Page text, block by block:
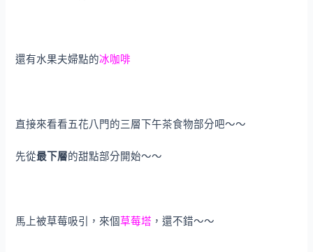
還有水果夫婦點的冰咖啡
直接來看看五花八門的三層下午茶食物部分吧～～
先從最下層的甜點部分開始～～
馬上被草莓吸引，來個草莓塔 ，還不錯～～